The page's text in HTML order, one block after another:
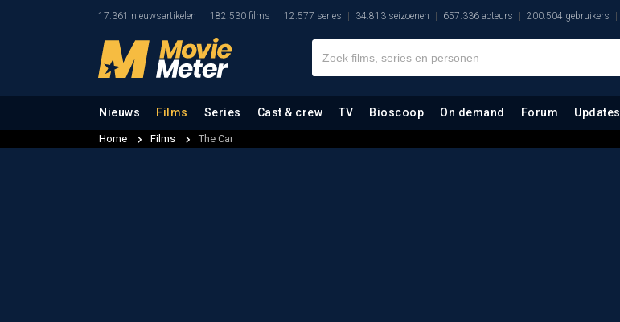
17.361 nieuwsartikelen 182.530 films 12.577 series 34.813 seizoenen 657.336 acteurs 200.504 gebruikers
Nieuws Films Series Cast & crew TV Bioscoop On demand Forum Updates
Home Films The Car